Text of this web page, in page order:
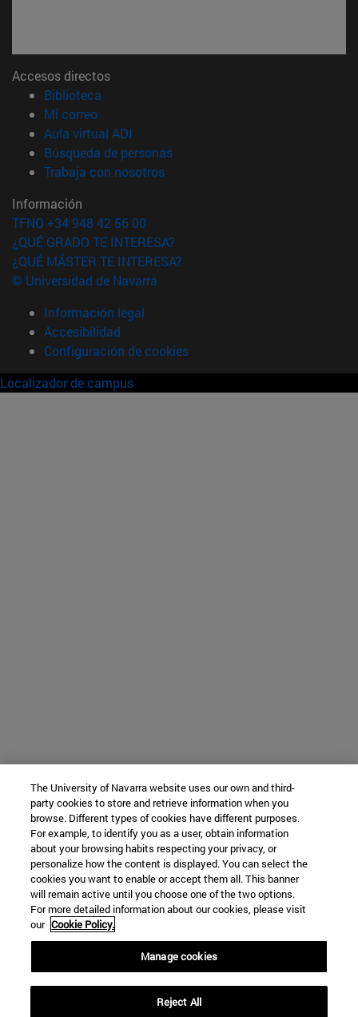
Accesos directos
Biblioteca
Mi correo(abre en nueva ventana)
Aula virtual ADI
Búsqueda de personas(abre en nueva ventana)
Trabaja con nosotros(abre en nueva ventana)
Información
TFNO +34 948 42 56 00
¿QUÉ GRADO TE INTERESA?
¿QUÉ MÁSTER TE INTERESA?
© Universidad de Navarra
Información legal
Accesibilidad
Configuración de cookies
Localizador de campus
The University of Navarra website uses our own and third-
party cookies to store and retrieve information when you
browse. Different types of cookies have different purposes.
For example, to identify you as a user, obtain information
about your browsing habits respecting your privacy, or
personalize how the content is displayed. You can select the
cookies you want to enable or accept them all. This banner
will remain active until you choose one of the two options.
For more detailed information about our cookies, please visit
our Cookie Policy.
Manage cookies
Reject All